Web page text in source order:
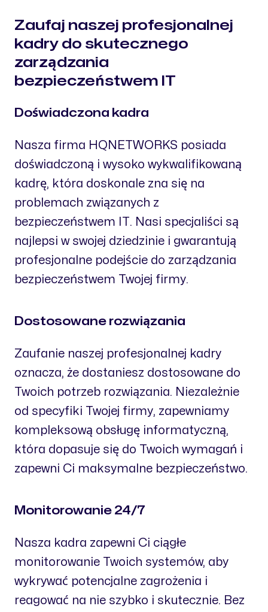
Zaufaj naszej profesjonalnej
kadry do skutecznego
zarządzania
bezpieczeństwem IT
Doświadczona kadra
Nasza firma HQNETWORKS posiada
doświadczoną i wysoko wykwalifikowaną
kadrę, która doskonale zna się na
problemach związanych z
bezpieczeństwem IT. Nasi specjaliści są
najlepsi w swojej dziedzinie i gwarantują
profesjonalne podejście do zarządzania
bezpieczeństwem Twojej firmy.
Dostosowane rozwiązania
Zaufanie naszej profesjonalnej kadry
oznacza, że dostaniesz dostosowane do
Twoich potrzeb rozwiązania. Niezależnie
od specyfiki Twojej firmy, zapewniamy
kompleksową obsługę informatyczną,
która dopasuje się do Twoich wymagań i
zapewni Ci maksymalne bezpieczeństwo.
Monitorowanie 24/7
Nasza kadra zapewni Ci ciągłe
monitorowanie Twoich systemów, aby
wykrywać potencjalne zagrożenia i
reagować na nie szybko i skutecznie. Bez